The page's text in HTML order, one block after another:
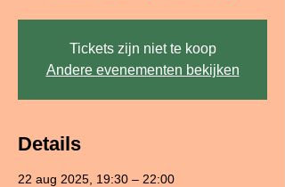
Tickets zijn niet te koop
Andere evenementen bekijken
Details
22 aug 2025, 19:30 – 22:00